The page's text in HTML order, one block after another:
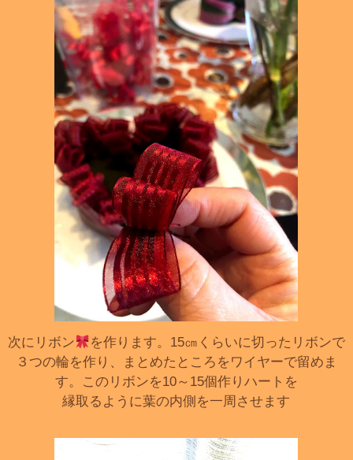
次にリボン
を作ります。15㎝くらいに切ったリボンで
３つの輪を作り、まとめたところをワイヤーで留めま
す。このリボンを10～15個作りハートを
縁取るように葉の内側を一周させます